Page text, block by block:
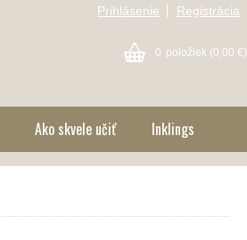
Prihlásenie Registrácia
0 položiek (0,00 €)
Ako skvele učiť Inklings